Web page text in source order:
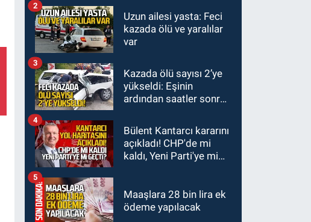
suç duyurusu
GÜNDEM
19:54Kilimli'de
modern tesislerde
kalmayacak
GÜNDEM
19:33Dalgalar Batın’ı
bizden kopardı
Uzun ailesi yasta: Feci
kazada ölü ve yaralılar
var
2
Kazada ölü sayısı 2’ye
yükseldi: Eşinin
ardından saatler sonra
kaybetti
3
Bülent Kantarcı kararını
açıkladı! CHP'de mi
kaldı, Yeni Parti'ye mi
4
Maaşlara 28 bin lira ek
ödeme yapılacak
5